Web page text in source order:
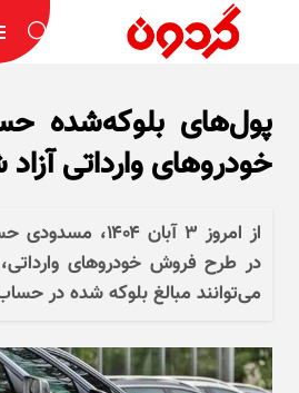
پول‌های بلوکه‌شده
خودروهای وارداتی
از امروز ۳ آبان
در طرح فروش خودرو‌های
می‌توانند مبالغ بلوکه شده در